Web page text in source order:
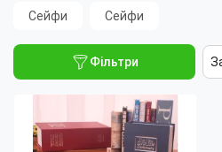
Сейфи Сейфи
Фільтри